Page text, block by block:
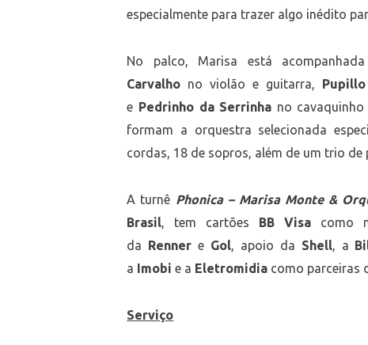
especialmente para trazer algo inédito
No palco, Marisa está
Carvalho no violão e guitarra, Pupillo
e Pedrinho da Serrinha no
formam a orquestra selecionada
cordas, 18 de sopros, além de um trio
A turnê Phonica – Marisa Monte &
Brasil, tem cartões BB Visa como
da Rennere Gol, apoio da Shell, a
a Imobi e a Eletromidia como parceiras
Serviço